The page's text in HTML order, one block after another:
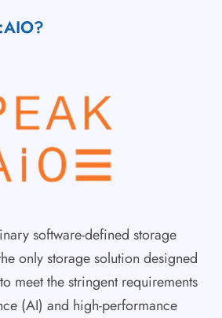
software-defined storage
only storage solution designed
meet the stringent requirements
(AI) and high-performance